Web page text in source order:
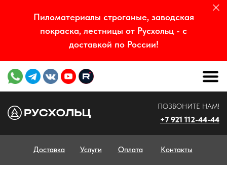
Пиломатериалы строганые, заводская
покраска, лестницы от Русхольц - с
доставкой по России!
ПОЗВОНИТЕ НАМ!
+7 921 112-44-44
Доставка Услуги Оплата Контакты